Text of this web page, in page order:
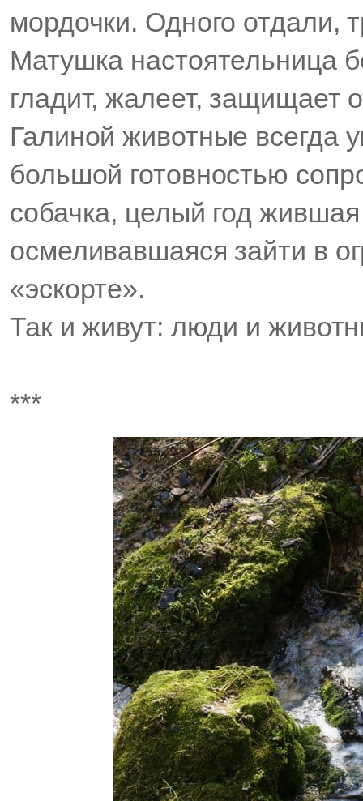
мордочки. Одного отдали,
Матушка настоятельница
гладит, жалеет, защищает
Галиной животные всегда
большой готовностью
собачка, целый год
осмеливавшаяся зайти в
«эскорте».
Так и живут: люди и
***